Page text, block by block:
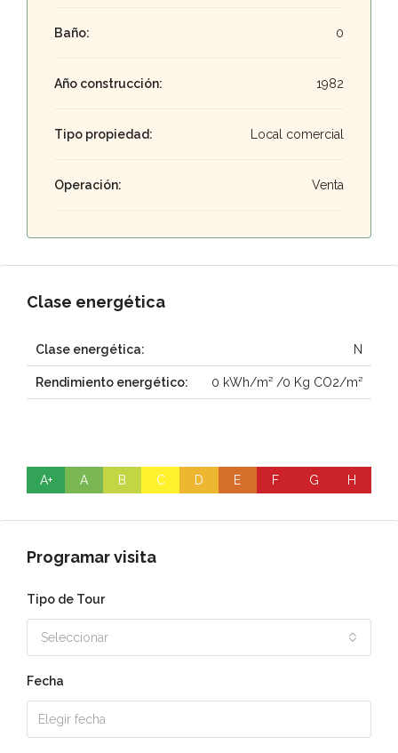
Baño: 0
Año construcción: 1982
Tipo propiedad: Local comercial
Operación: Venta
Clase energética
Clase energética: N
Rendimiento energético: 0 kWh/m² /0 Kg CO2/m²
A+ A B C D E F G H
Programar visita
Tipo de Tour
Seleccionar
Fecha